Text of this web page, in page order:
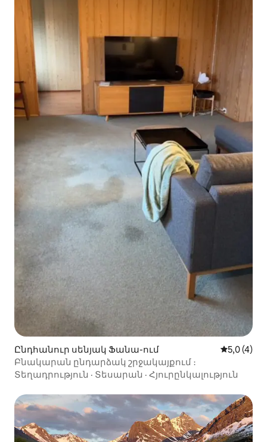
Ընդհանուր սենյակ Ֆանա-ում Միջին
5,0 (4)
Բնակարան ընդարձակ շրջակայքում ։
Տեղադրություն · Տեսարան · Հյուրընկալություն